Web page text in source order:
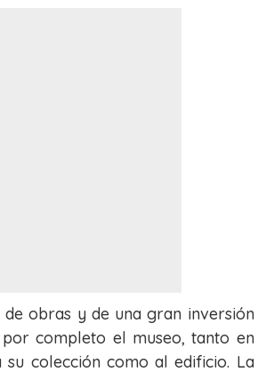
de obras y de una gran inversión
completo el museo, tanto en
colección como al edificio. La